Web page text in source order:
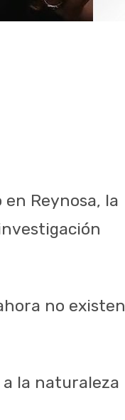
Reynosa, la
no existen
la naturaleza